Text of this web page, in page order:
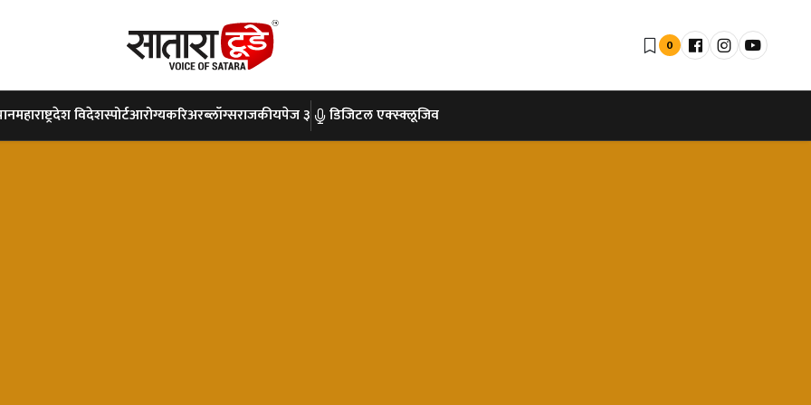
0
महाराष्ट्रदेश विदेशस्पोर्टआरोग्यकरिअरब्लॉग्सराजकीयपेज ३ डिजिटल एक्स्क्लूजिव